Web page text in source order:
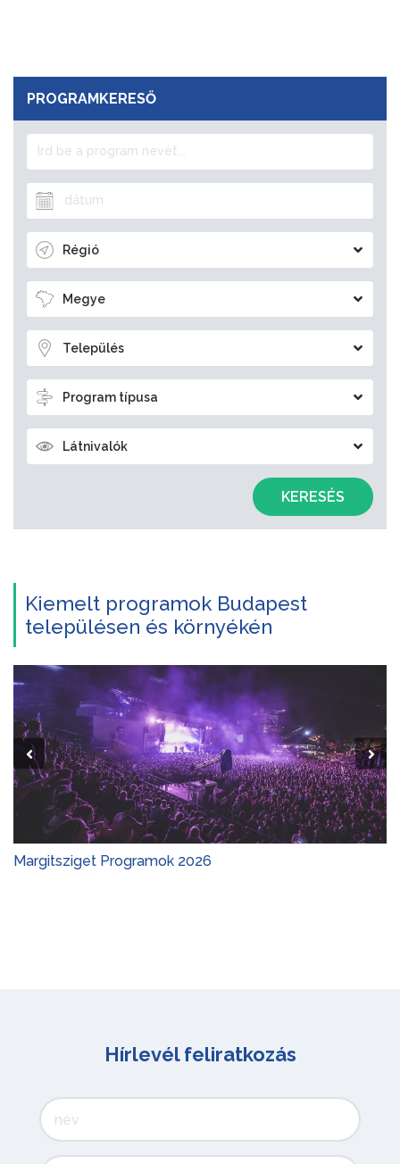
PROGRAMKERESŐ
Régió
Megye
Település
Program típusa
Látnivalók
KERESÉS
Kiemelt programok Budapest
településen és környékén
Margitsziget Programok 2026
Hírlevél feliratkozás